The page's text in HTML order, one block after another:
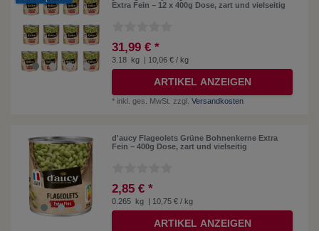
Extra Fein – 12 x 400g Dose, zart und vielseitig
31,99 € *
3.18 kg | 10,06 € / kg
ARTIKEL ANZEIGEN
* inkl. ges. MwSt. zzgl.Versandkosten
d'aucy Flageolets Grüne Bohnenkerne Extra
Fein – 400g Dose, zart und vielseitig
2,85 € *
0.265 kg | 10,75 € / kg
ARTIKEL ANZEIGEN